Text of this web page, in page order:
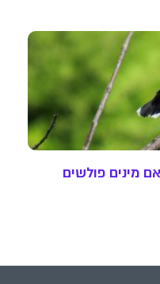
מינים פולשים